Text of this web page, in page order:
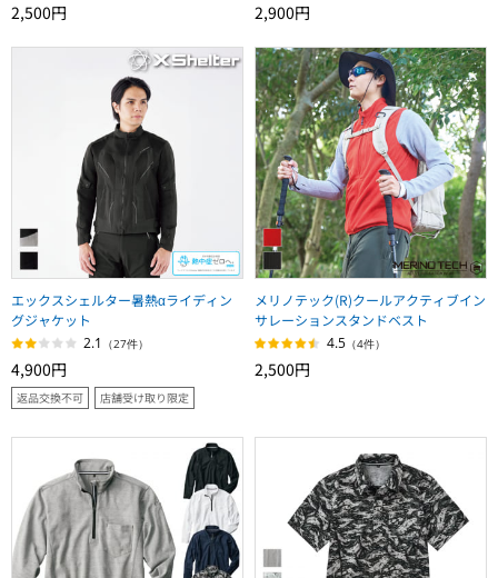
2,500円 2,900円
エックスシェルター暑熱αライディン
グジャケット
2.1 （27件）
4,900円
返品交換不可 店舗受け取り限定
メリノテック(R)クールアクティブイン
サレーションスタンドベスト
4.5 （4件）
2,500円